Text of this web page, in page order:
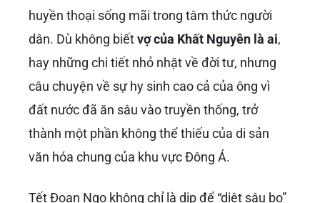
huyền thoại sống mãi trong tâm thức người
dân. Dù không biếtvợ của Khất Nguyên là ai,
hay những chi tiết nhỏ nhặt về đời tư, nhưng
câu chuyện về sự hy sinh cao cả của ông vì
đất nước đã ăn sâu vào truyền thống, trở
thành một phần không thể thiếu của di sản
văn hóa chung của khu vực Đông Á.
Tết Đoan Ngọ không chỉ là dịp để “diệt sâu bọ”